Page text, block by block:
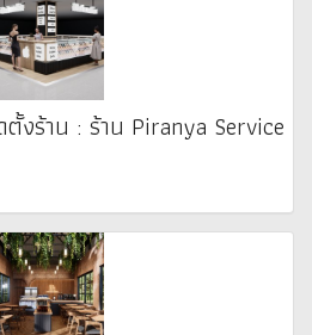
ร้าน : ร้าน Piranya Service